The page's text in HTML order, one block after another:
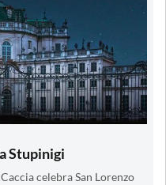
Stupinigi
celebra San Lorenzo